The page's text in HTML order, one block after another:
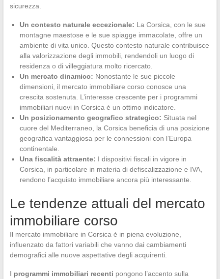
sicurezza.
Un contesto naturale eccezionale: La Corsica, con le sue
montagne maestose e le sue spiagge immacolate, offre un
ambiente di vita unico. Questo contesto naturale contribuisce
alla valorizzazione degli immobili, rendendoli un luogo di
residenza o di villeggiatura molto ricercato.
Un mercato dinamico: Nonostante le sue piccole
dimensioni, il mercato immobiliare corso conosce una
crescita sostenuta. L’interesse crescente per i programmi
immobiliari nuovi in Corsica è un ottimo indicatore.
Un posizionamento geografico strategico: Situata nel
cuore del Mediterraneo, la Corsica beneficia di una posizione
geografica vantaggiosa per le connessioni con l’Europa
continentale.
Una fiscalità attraente: I dispositivi fiscali in vigore in
Corsica, in particolare in materia di defiscalizzazione e IVA,
rendono l’acquisto immobiliare ancora più interessante.
Le tendenze attuali del mercato
immobiliare corso
Il mercato immobiliare in Corsica è in piena evoluzione,
influenzato da fattori variabili che vanno dai cambiamenti
demografici alle nuove aspettative degli acquirenti.
I programmi immobiliari recenti pongono l’accento sulla